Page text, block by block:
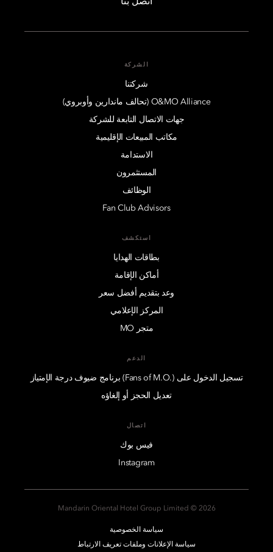
الشركة
شركتنا
O&MO Alliance (تحالف ماندارين وأوبروي)
جهات الاتصال التابعة للشركة
مكاتب المبيعات الإقليمية
الاستدامة
المستثمرون
الوظائف
Fan Club Advisors
استكشف
بطاقات الهدايا
أماكن الإقامة
وعد بتقديم أفضل سعر
المركز الإعلامي
متجر MO
الدعم
تسجيل الدخول على (.Fans of M.O) برنامج ضيوف درجة الإمتياز
تعديل الحجز أو إلغاؤه
اتصال
فيس بوك
Instagram
2026 © Mandarin Oriental Hotel Group Limited
سياسة الخصوصية
سياسة الإعلانات وملفات تعريف الارتباط